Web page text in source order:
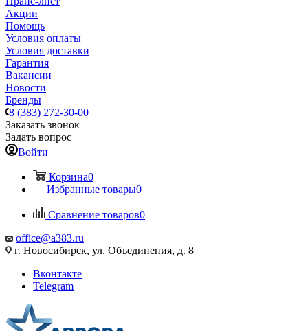
Акции
Помощь
Условия оплаты
Условия доставки
Гарантия
Вакансии
Новости
Бренды
8 (383) 272-30-00
Заказать звонок
Задать вопрос
Войти
Корзина0
Избранные товары0
Сравнение товаров0
office@a383.ru
г. Новосибирск, ул. Объединения, д. 8
Вконтакте
Telegram